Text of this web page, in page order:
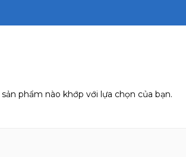
phẩm nào khớp với lựa chọn của bạn.